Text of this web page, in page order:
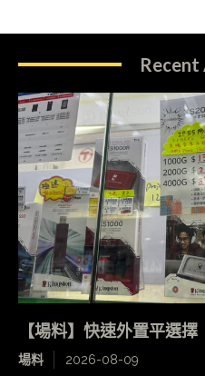
【場料】快速外置平選
場料 2026-08-09